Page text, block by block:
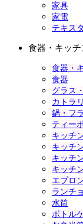
家具
家電
テキス
食器・キッチ
食器・
食器
グラス
カトラ
鍋・フ
ティー
キッチ
キッチ
キッチ
キッチ
エプロ
ランチ
水筒
ボトル